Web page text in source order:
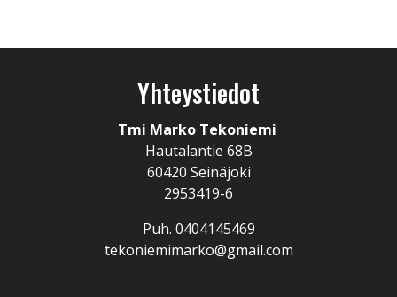
Yhteystiedot
Tmi Marko Tekoniemi
Hautalantie 68B
60420 Seinäjoki
2953419-6
Puh. 0404145469
tekoniemimarko@gmail.com